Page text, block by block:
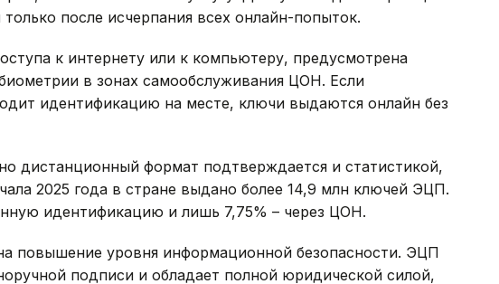
после исчерпания всех онлайн-попыток.
к интернету или к компьютеру, предусмотрена
в зонах самообслуживания ЦОН. Если
идентификацию на месте, ключи выдаются онлайн без
дистанционный формат подтверждается и статистикой,
2025 года в стране выдано более 14,9 млн ключей ЭЦП.
идентификацию и лишь 7,75% – через ЦОН.
повышение уровня информационной безопасности. ЭЦП
подписи и обладает полной юридической силой,